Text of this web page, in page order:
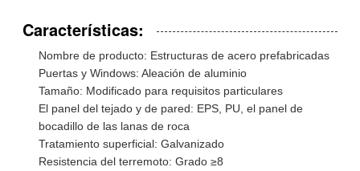
Características:
Nombre de producto: Estructuras de acero prefabricadas
Puertas y Windows: Aleación de aluminio
Tamaño: Modificado para requisitos particulares
El panel del tejado y de pared: EPS, PU, el panel de
bocadillo de las lanas de roca
Tratamiento superficial: Galvanizado
Resistencia del terremoto: Grado ≥8